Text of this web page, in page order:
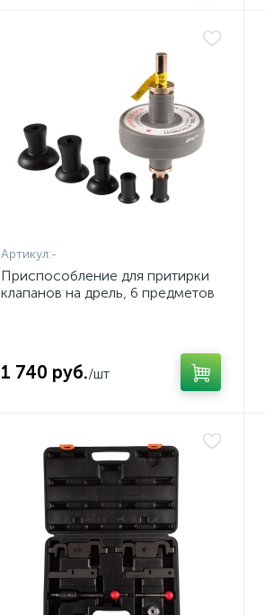
Артикул:-
Приспособление для притирки
клапанов на дрель, 6 предметов
1 740 руб./шт